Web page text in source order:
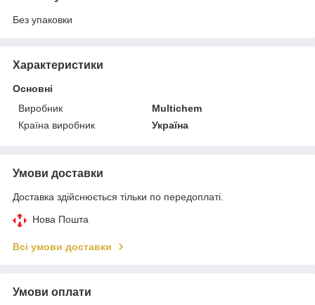
Без упаковки
Характеристики
Основні
Виробник
Multichem
Країна виробник
Україна
Умови доставки
Доставка здійснюється тільки по передоплаті.
Нова Пошта
Всі умови доставки
Умови оплати